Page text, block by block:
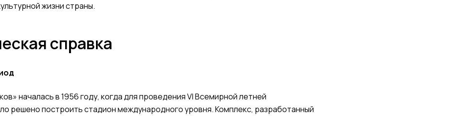
жизни страны.
справка
началась в 1956 году, когда для проведения VI Всемирной летней
решено построить стадион международного уровня. Комплекс, разработанный